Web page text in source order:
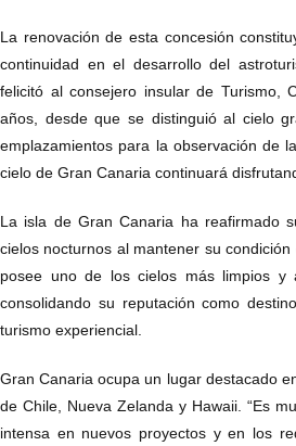
La renovación de esta concesión
continuidad en el desarrollo del
felicitó al consejero insular de Turismo,
años, desde que se distinguió al cielo
emplazamientos para la observación de
cielo de Gran Canaria continuará
La isla de Gran Canaria ha reafirmado
cielos nocturnos al mantener su
posee uno de los cielos más limpios y
consolidando su reputación como
turismo experiencial.
Gran Canaria ocupa un lugar destacado
de Chile, Nueva Zelanda y Hawaii. “Es
intensa en nuevos proyectos y en los